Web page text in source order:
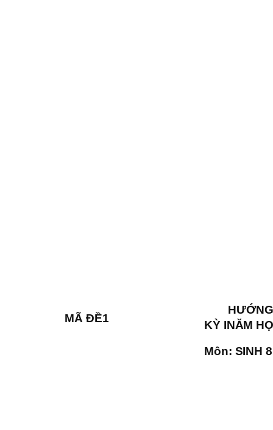
MÃ ĐỀ1
HƯỚNG
KỲ INĂM
Môn: SINH 8